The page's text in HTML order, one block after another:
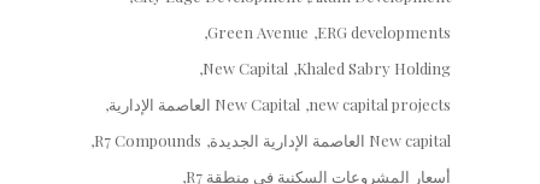
ERG developments
Green Avenue
Khaled Sabry Holding
New Capital
new capital projects New Capital العاصمة الإدارية
New capital العاصمة الإدارية الجديدة
R7 Compounds
أسعار المشروعات السكنية في منطقة R7